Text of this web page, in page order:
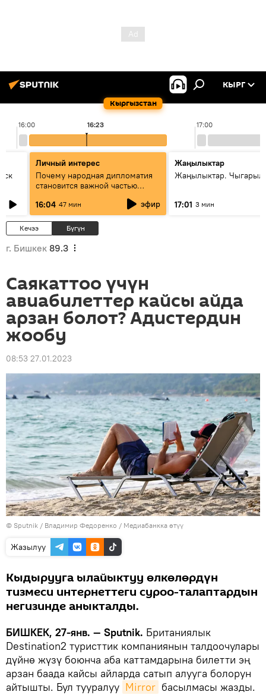
Кыргызстан
КЫРГ
16:00 17:00
16:23
Личный интерес
Почему народная дипломатия
становится важной частью
сотрудничества
16:04 47 мин эфир
Жаңылыктар
Жаңылыктар.
17:01 3 мин
Кечээ Бүгүн
г. Бишкек 89.3
Саякаттоо үчүн
авиабилеттер кайсы айда
арзан болот? Адистердин
жообу
08:53 27.01.2023
© Sputnik / Владимир Федоренко / Медиабанкка өтүү
Жазылуу
Кыдырууга ылайыктуу өлкөлөрдүн
тизмеси интернеттеги суроо-талаптардын
негизинде аныкталды.
БИШКЕК, 27-янв. — Sputnik. Британиялык
Destination2 туристтик компаниянын талдоочулары
дүйнө жүзү боюнча аба каттамдарына билетти эң
арзан баада кайсы айларда сатып алууга болорун
айтышты. Бул тууралуу Mirror басылмасы жазды.